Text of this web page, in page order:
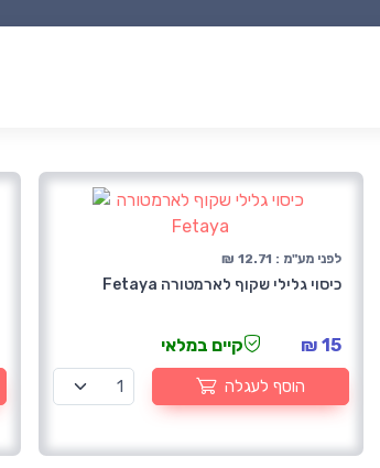
לפני מע"מ : 12.71 ₪
כיסוי גלילי שקוף לארמטורה Fetaya
15 ₪ קיים במלאי
הוסף לעגלה